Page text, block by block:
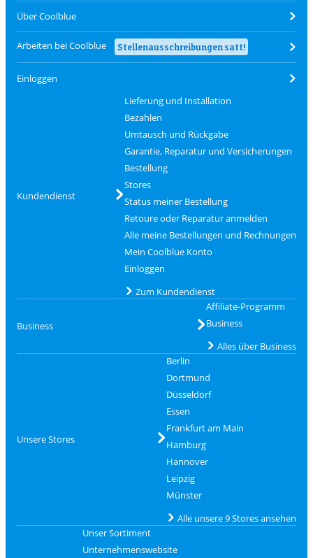
Über Coolblue
Arbeiten bei Coolblue Stellenausschreibungen satt!
Einloggen
Kundendienst
Lieferung und Installation
Bezahlen
Umtausch und Rückgabe
Garantie, Reparatur und Versicherungen
Bestellung
Stores
Status meiner Bestellung
Retoure oder Reparatur anmelden
Alle meine Bestellungen und Rechnungen
Mein Coolblue Konto
Einloggen
Zum Kundendienst
Business
Affiliate-Programm
Business
Alles über Business
Unsere Stores
Berlin
Dortmund
Düsseldorf
Essen
Frankfurt am Main
Hamburg
Hannover
Leipzig
Münster
Alle unsere 9 Stores ansehen
Unser Sortiment
Unternehmenswebsite